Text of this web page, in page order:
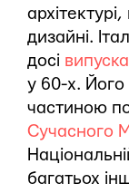
дизайні.
досі
у 60-х. Його
частиною
Сучасного
багатьох